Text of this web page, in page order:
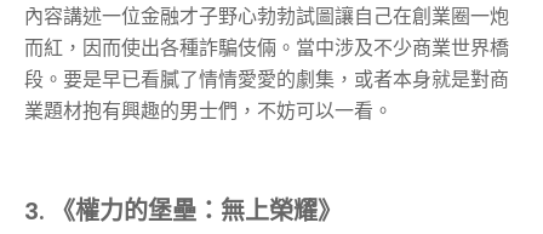
內容講述一位金融才子野心勃勃試圖讓自己在創業圈一炮
而紅，因而使出各種詐騙伎倆。當中涉及不少商業世界橋
段。要是早已看膩了情情愛愛的劇集，或者本身就是對商
業題材抱有興趣的男士們，不妨可以一看。
3. 《權力的堡壘：無上榮耀》